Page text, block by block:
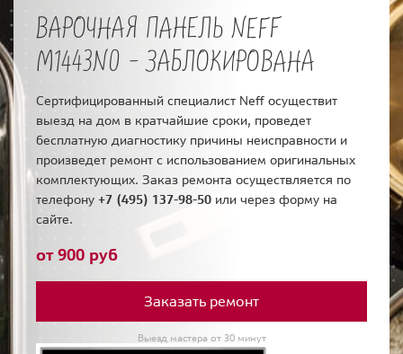
ВАРОЧНАЯ ПАНЕЛЬ NEFF
M1443N0 - ЗАБЛОКИРОВАНА
Сертифицированный специалист Neff осуществит
выезд на дом в кратчайшие сроки, проведет
бесплатную диагностику причины неисправности и
произведет ремонт с использованием оригинальных
комплектующих. Заказ ремонта осуществляется по
телефону +7 (495) 137-98-50 или через форму на
сайте.
от 900 руб
Заказать ремонт
Выезд мастера от 30 минут